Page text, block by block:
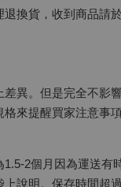
換貨，收到商品請
異。但是完全不
來提醒買家注意事
2個月因為運送
說明。保存時間